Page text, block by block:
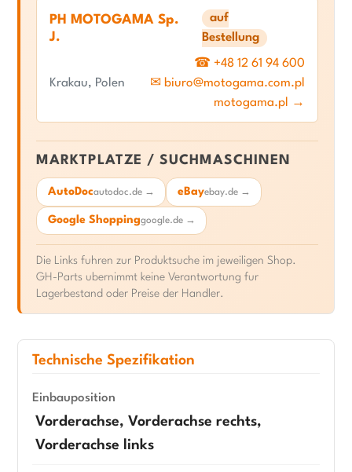
PH MOTOGAMA Sp.
J.
auf
Bestellung
Krakau, Polen
☎ +48 12 61 94 600
✉ biuro@motogama.com.pl
motogama.pl →
MARKTPLATZE / SUCHMASCHINEN
AutoDocautodoc.de → eBayebay.de →
Google Shoppinggoogle.de →
Die Links fuhren zur Produktsuche im jeweiligen Shop.
GH-Parts ubernimmt keine Verantwortung fur
Lagerbestand oder Preise der Handler.
Technische Spezifikation
Einbauposition
Vorderachse, Vorderachse rechts,
Vorderachse links